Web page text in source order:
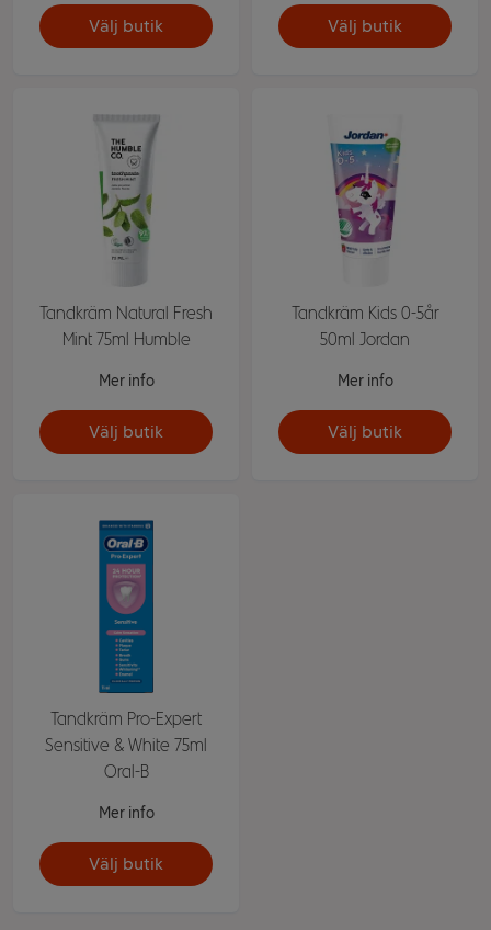
Välj butik Välj butik
Tandkräm Natural Fresh
Mint 75ml Humble
Mer info
Välj butik
Tandkräm Kids 0-5år
50ml Jordan
Mer info
Välj butik
Tandkräm Pro-Expert
Sensitive & White 75ml
Oral-B
Mer info
Välj butik